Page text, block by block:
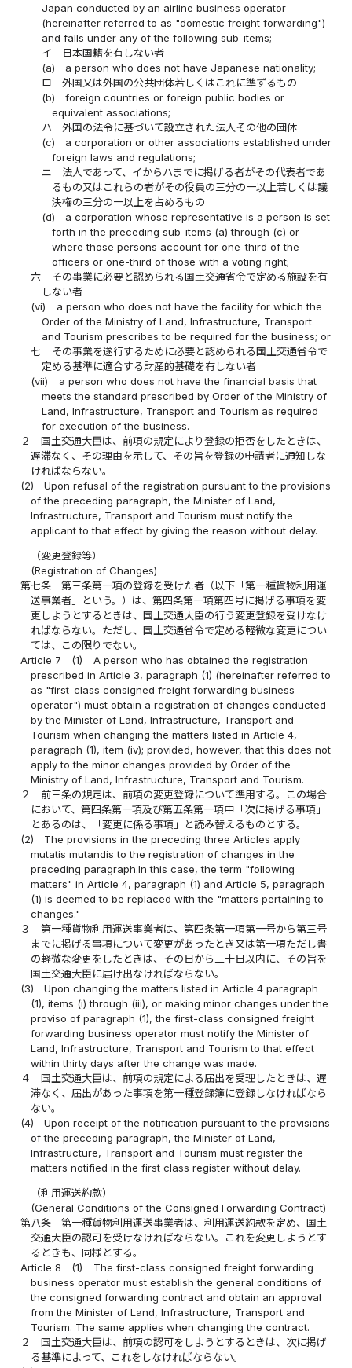
Japan conducted by an airline business operator
(hereinafter referred to as "domestic freight forwarding")
and falls under any of the following sub-items;
イ
日本国籍を有しない者
(a)
a person who does not have Japanese nationality;
ロ
外国又は外国の公共団体若しくはこれに準ずるもの
(b)
foreign countries or foreign public bodies or
equivalent associations;
ハ
外国の法令に基づいて設立された法人その他の団体
(c)
a corporation or other associations established under
foreign laws and regulations;
ニ
法人であって、イからハまでに掲げる者がその代表者であ
るもの又はこれらの者がその役員の三分の一以上若しくは議
決権の三分の一以上を占めるもの
(d)
a corporation whose representative is a person is set
forth in the preceding sub-items (a) through (c) or
where those persons account for one-third of the
officers or one-third of those with a voting right;
六
その事業に必要と認められる国土交通省令で定める施設を有
しない者
(vi)
a person who does not have the facility for which the
Order of the Ministry of Land, Infrastructure, Transport
and Tourism prescribes to be required for the business; or
七
その事業を遂行するために必要と認められる国土交通省令で
定める基準に適合する財産的基礎を有しない者
(vii)
a person who does not have the financial basis that
meets the standard prescribed by Order of the Ministry of
Land, Infrastructure, Transport and Tourism as required
for execution of the business.
２
国土交通大臣は、前項の規定により登録の拒否をしたときは、
遅滞なく、その理由を示して、その旨を登録の申請者に通知しな
ければならない。
(2)
Upon refusal of the registration pursuant to the provisions
of the preceding paragraph, the Minister of Land,
Infrastructure, Transport and Tourism must notify the
applicant to that effect by giving the reason without delay.
（変更登録等）
(Registration of Changes)
第七条
第三条第一項の登録を受けた者（以下「第一種貨物利用運
送事業者」という。）は、第四条第一項第四号に掲げる事項を変
更しようとするときは、国土交通大臣の行う変更登録を受けなけ
ればならない。ただし、国土交通省令で定める軽微な変更につい
ては、この限りでない。
Article 7
(1)
A person who has obtained the registration
prescribed in Article 3, paragraph (1) (hereinafter referred to
as "first-class consigned freight forwarding business
operator") must obtain a registration of changes conducted
by the Minister of Land, Infrastructure, Transport and
Tourism when changing the matters listed in Article 4,
paragraph (1), item (iv); provided, however, that this does not
apply to the minor changes provided by Order of the
Ministry of Land, Infrastructure, Transport and Tourism.
２
前三条の規定は、前項の変更登録について準用する。この場合
において、第四条第一項及び第五条第一項中「次に掲げる事項」
とあるのは、「変更に係る事項」と読み替えるものとする。
(2)
The provisions in the preceding three Articles apply
mutatis mutandis to the registration of changes in the
preceding paragraph.In this case, the term "following
matters" in Article 4, paragraph (1) and Article 5, paragraph
(1) is deemed to be replaced with the "matters pertaining to
changes."
３
第一種貨物利用運送事業者は、第四条第一項第一号から第三号
までに掲げる事項について変更があったとき又は第一項ただし書
の軽微な変更をしたときは、その日から三十日以内に、その旨を
国土交通大臣に届け出なければならない。
(3)
Upon changing the matters listed in Article 4 paragraph
(1), items (i) through (iii), or making minor changes under the
proviso of paragraph (1), the first-class consigned freight
forwarding business operator must notify the Minister of
Land, Infrastructure, Transport and Tourism to that effect
within thirty days after the change was made.
４
国土交通大臣は、前項の規定による届出を受理したときは、遅
滞なく、届出があった事項を第一種登録簿に登録しなければなら
ない。
(4)
Upon receipt of the notification pursuant to the provisions
of the preceding paragraph, the Minister of Land,
Infrastructure, Transport and Tourism must register the
matters notified in the first class register without delay.
（利用運送約款）
(General Conditions of the Consigned Forwarding Contract)
第八条
第一種貨物利用運送事業者は、利用運送約款を定め、国土
交通大臣の認可を受けなければならない。これを変更しようとす
るときも、同様とする。
Article 8
(1)
The first-class consigned freight forwarding
business operator must establish the general conditions of
the consigned forwarding contract and obtain an approval
from the Minister of Land, Infrastructure, Transport and
Tourism. The same applies when changing the contract.
２
国土交通大臣は、前項の認可をしようとするときは、次に掲げ
る基準によって、これをしなければならない。